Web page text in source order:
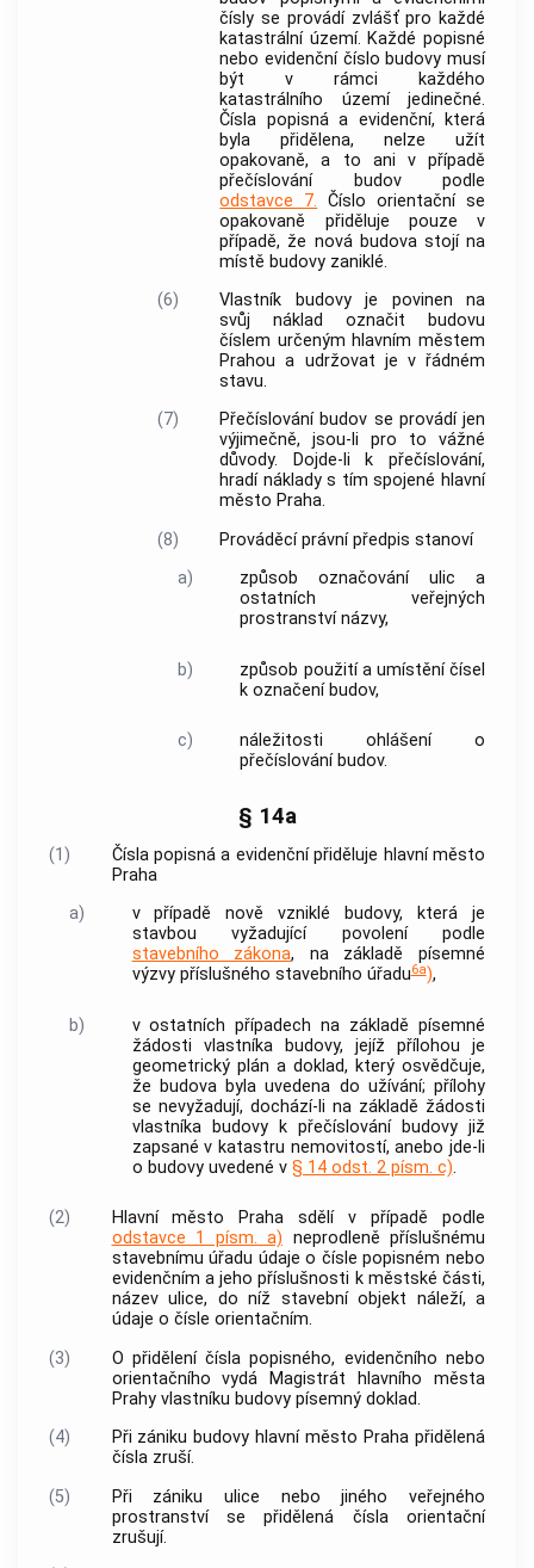
čísly se provádí zvlášť pro každé
katastrální území. Každé popisné
nebo evidenční číslo budovy musí
být v rámci každého
katastrálního územíjedinečné.
Čísla popisná a evidenční, která
byla přidělena, nelze užít
opakovaně, a to ani v případě
přečíslování budov podle
odstavce 7. Číslo orientační se
opakovaně přiděluje pouze v
případě, že nová budova stojí na
místě budovy zaniklé.
(6)
Vlastník budovy je povinen na
svůj náklad označit budovu
číslem určeným hlavním městem
Prahou a udržovat je v řádném
stavu.
(7)
Přečíslování budov se provádí jen
výjimečně, jsou-li pro to vážné
důvody. Dojde-li k přečíslování,
hradí náklady s tím spojené hlavní
město Praha.
(8)
Prováděcí právní předpis stanoví
a)
způsob označování ulic a
ostatních veřejných
prostranstvínázvy,
b)
způsob použití a umístění čísel
k označení budov,
c)
náležitosti ohlášení o
přečíslování budov.
§ 14a
(1) Čísla popisná a evidenční přiděluje hlavní město
Praha
a)
v případě nově vzniklé budovy, která je
stavbou vyžadující povolení podle
stavebního zákona, na základě písemné
výzvy příslušného stavebního úřadu6a),
b)
v ostatních případech na základě písemné
žádosti vlastníka budovy, jejíž přílohou je
geometrický plán a doklad, který osvědčuje,
že budova byla uvedena do užívání; přílohy
se nevyžadují, dochází-li na základě žádosti
vlastníka budovy k přečíslování budovy již
zapsané v katastru nemovitostí, anebo jde-li
o budovy uvedené v § 14 odst. 2 písm. c).
(2) Hlavní město Praha sdělí v případě podle
odstavce 1 písm. a) neprodleně příslušnému
stavebnímu úřadu údaje o čísle popisném nebo
evidenčním a jeho příslušnosti k městské části,
název ulice, do níž stavební objekt náleží, a
údaje o čísle orientačním.
(3)
O přidělení čísla popisného, evidenčního nebo
orientačního vydá Magistrát
hlavního města
Prahyvlastníku budovy písemný doklad.
(4)
Při zániku budovy hlavní město Praha přidělená
čísla zruší.
(5)
Při zániku ulice nebo jiného veřejného
prostranstvíse přidělená čísla orientační
zrušují.